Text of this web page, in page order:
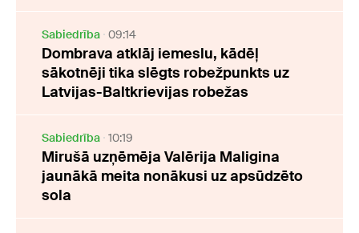
Sabiedrība 09:14
Dombrava atklāj iemeslu, kādēļ
sākotnēji tika slēgts robežpunkts uz
Latvijas-Baltkrievijas robežas
Sabiedrība 10:19
Mirušā uzņēmēja Valērija Maligina
jaunākā meita nonākusi uz apsūdzēto
sola